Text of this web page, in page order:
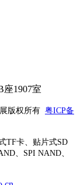
1907室
版权所有 粤ICP备
TF卡、贴片式SD
、SPI NAND、